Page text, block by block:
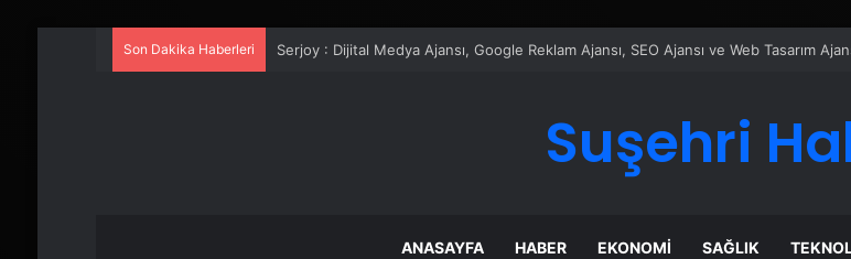
Son Dakika Haberleri Serjoy : Dijital Medya Ajansı, Google Reklam Ajansı, SEO Ajansı ve Web Tasarım
Suşehri
ANASAYFA HABER EKONOMI SAĞLIK